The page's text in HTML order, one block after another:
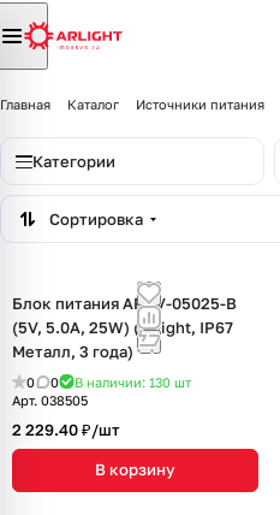
Главная Каталог Источники питания
Категории
Сортировка
Блок питания ARPV-05025-B
(5V, 5.0A, 25W) (Arlight, IP67
Металл, 3 года)
0 0 В наличии: 130 шт
Арт. 038505
2 229.40 ₽/шт
В корзину